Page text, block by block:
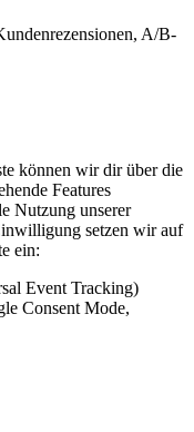
A/B-
können wir dir über die
Features
Nutzung unserer
setzen wir auf
ein:
Event Tracking)
Consent Mode,